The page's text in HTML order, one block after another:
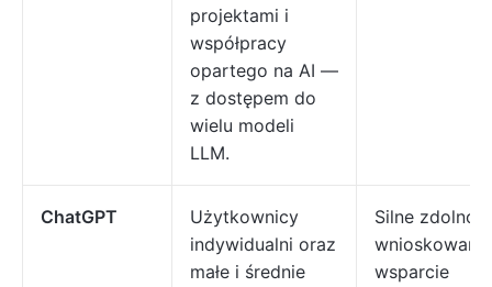
projektami i
współpracy
opartego na AI —
z dostępem do
wielu modeli
LLM.
ChatGPT
Użytkownicy
indywidualni oraz
małe i średnie
Silne
wsparcie